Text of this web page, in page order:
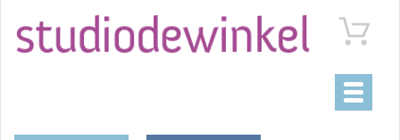
Toggle